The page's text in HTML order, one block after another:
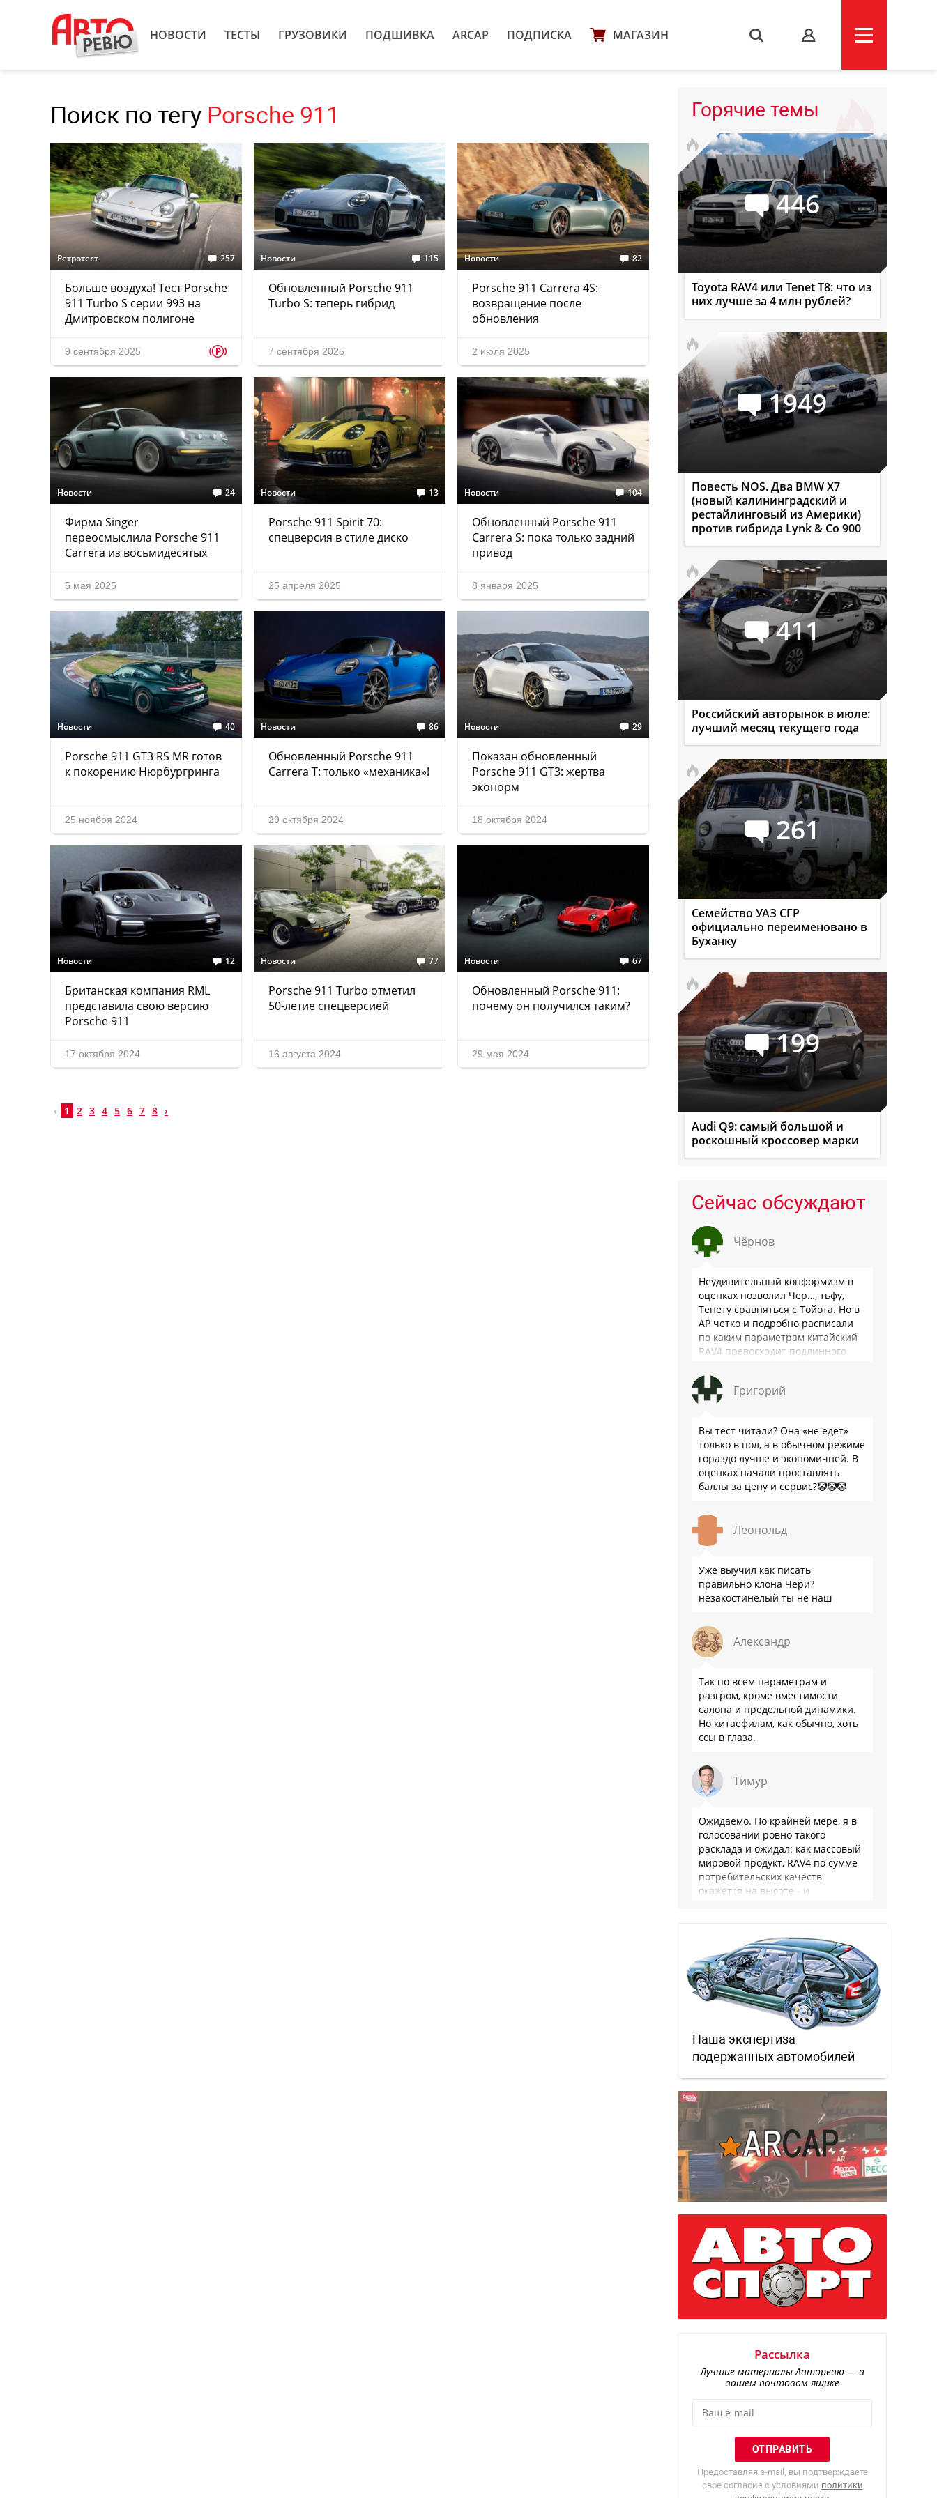
НОВОСТИ ТЕСТЫ ГРУЗОВИКИ ПОДШИВКА ARCAP ПОДПИСКА МАГАЗИН s
Поиск по тегу Porsche 911
Ретротест 257
Больше воздуха! Тест Porsche
911 Turbo S серии 993 на
Дмитровском полигоне
9 сентября 2025 p
Новости 115
Обновленный Porsche 911
Turbo S: теперь гибрид
7 сентября 2025
Новости 82
Porsche 911 Carrera 4S:
возвращение после
обновления
2 июля 2025
Новости 24
Фирма Singer
переосмыслила Porsche 911
Carrera из восьмидесятых
5 мая 2025
Новости 13
Porsche 911 Spirit 70:
спецверсия в стиле диско
25 апреля 2025
Новости 104
Обновленный Porsche 911
Carrera S: пока только задний
привод
8 января 2025
Новости 40
Porsche 911 GT3 RS MR готов
к покорению Нюрбургринга
25 ноября 2024
Новости 86
Обновленный Porsche 911
Carrera T: только «механика»!
29 октября 2024
Новости 29
Показан обновленный
Porsche 911 GT3: жертва
эконорм
18 октября 2024
Новости 12
Британская компания RML
представила свою версию
Porsche 911
17 октября 2024
Новости 77
Porsche 911 Turbo отметил
50-летие спецверсией
16 августа 2024
Новости 67
Обновленный Porsche 911:
почему он получился таким?
29 мая 2024
‹ 1 2 3 4 5 6 7 8 ›
Горячие темы
446
Toyota RAV4 или Tenet T8: что из
них лучше за 4 млн рублей?
1949
Повесть NOS. Два BMW X7
(новый калининградский и
рестайлинговый из Америки)
против гибрида Lynk & Co 900
411
Российский авторынок в июле:
лучший месяц текущего года
261
Семейство УАЗ СГР
официально переименовано в
Буханку
199
Audi Q9: самый большой и
роскошный кроссовер марки
Сейчас обсуждают
Чёрнов
Неудивительный конформизм в
оценках позволил Чер…, тьфу,
Тенету сравняться с Тойота. Но в
АР четко и подробно расписали
по каким параметрам китайский
RAV4 превосходит подлинного
подвеска едет ровно и приятно …
Григорий
Вы тест читали? Она «не едет»
только в пол, а в обычном режиме
гораздо лучше и экономичней. В
оценках начали проставлять
баллы за цену и сервис?🤡🤡🤡
Леопольд
Уже выучил как писать
правильно клона Чери?
незакостинелый ты не наш
Александр
Так по всем параметрам и
разгром, кроме вместимости
салона и предельной динамики.
Но китаефилам, как обычно, хоть
ссы в глаза.
Тимур
Ожидаемо. По крайней мере, я в
голосовании ровно такого
расклада и ожидал: как массовый
мировой продукт, RAV4 по сумме
потребительских качеств
окажется на высоте - и
Наша экспертиза
подержанных автомобилей
Рассылка
Лучшие материалы Авторевю — в
вашем почтовом ящике
Предоставляя e-mail, вы подтверждаете
свое согласие с условиями политики